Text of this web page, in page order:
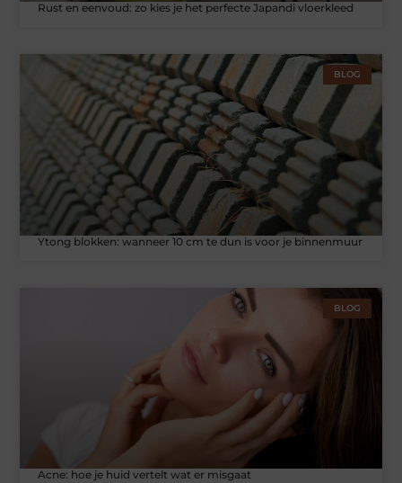
Rust en eenvoud: zo kies je het perfecte Japandi vloerkleed
BLOG
Ytong blokken: wanneer 10 cm te dun is voor je binnenmuur
BLOG
Acne: hoe je huid vertelt wat er misgaat